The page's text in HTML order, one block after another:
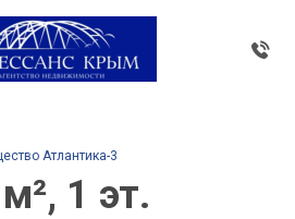
Атлантика-3
1 эт.